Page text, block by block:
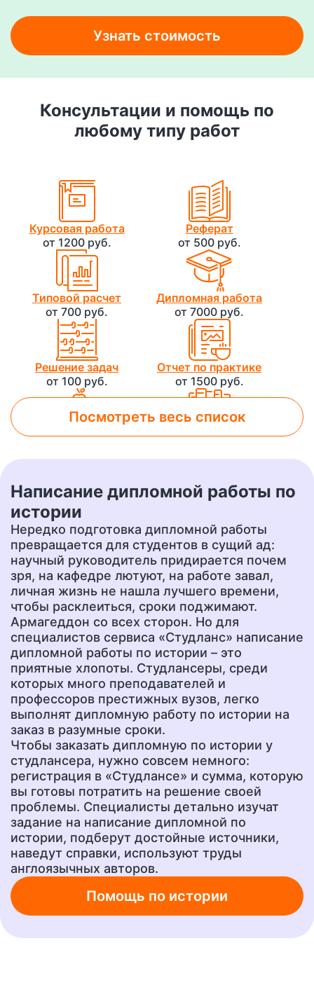
Узнать стоимость
Консультации и помощь по
любому типу работ
Курсовая работа
от 1200 руб.
Реферат
от 500 руб.
Типовой расчет
от 700 руб.
Дипломная работа
от 7000 руб.
Решение задач
от 100 руб.
Отчет по практике
от 1500 руб.
Лабораторная работа
Контрольная работа
Чертеж
от 700 руб.
Презентация
от 500 руб.
Перевод
от 400 руб.
Эссе
от 400 руб.
Сочинение
от 400 руб.
Ответы на тесты
от 400 руб.
Рецензия
Шпаргалки
от 300 руб.
Бизнес-план
от 1500 руб.
Ответы на вопросы
от 400 руб.
А также любую другую
учебную работу!
от 200 руб.
Посмотреть весь список
Написание дипломной работы по
истории
Нередко подготовка дипломной работы
превращается для студентов в сущий ад:
научный руководитель придирается почем
зря, на кафедре лютуют, на работе завал,
личная жизнь не нашла лучшего времени,
чтобы расклеиться, сроки поджимают.
Армагеддон со всех сторон. Но для
специалистов сервиса «Студланс» написание
дипломной работы по истории – это
приятные хлопоты. Студлансеры, среди
которых много преподавателей и
профессоров престижных вузов, легко
выполнят дипломную работу по истории на
заказ в разумные сроки.
Чтобы заказать дипломную по истории у
студлансера, нужно совсем немного:
регистрация в «Студлансе» и сумма, которую
вы готовы потратить на решение своей
проблемы. Специалисты детально изучат
задание на написание дипломной по
истории, подберут достойные источники,
наведут справки, используют труды
англоязычных авторов.
Помощь по истории